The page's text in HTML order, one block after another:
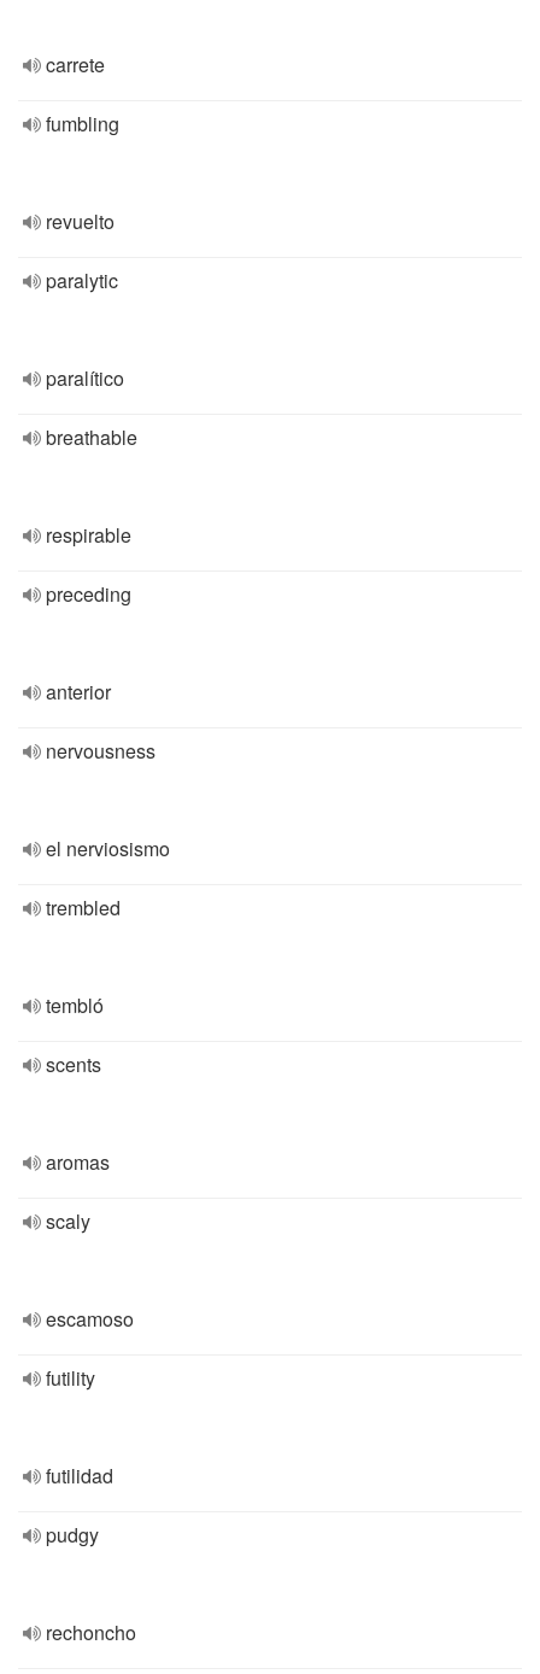
carrete
fumbling
revuelto
paralytic
paralítico
breathable
respirable
preceding
anterior
nervousness
el nerviosismo
trembled
tembló
scents
aromas
scaly
escamoso
futility
futilidad
pudgy
rechoncho